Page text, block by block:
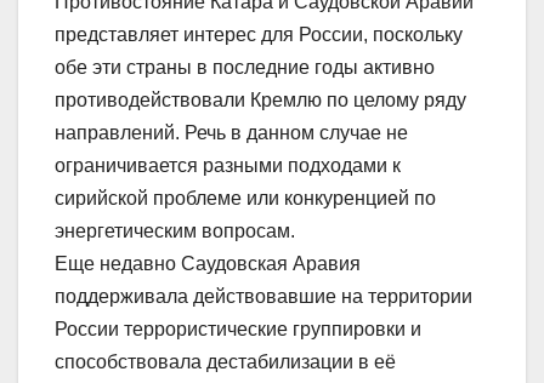
представляет интерес для России, поскольку
обе эти страны в последние годы активно
противодействовали Кремлю по целому ряду
направлений. Речь в данном случае не
ограничивается разными подходами к
сирийской проблеме или конкуренцией по
энергетическим вопросам.
Еще недавно Саудовская Аравия
поддерживала действовавшие на территории
России террористические группировки и
способствовала дестабилизации в её